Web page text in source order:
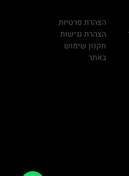
הצהרת פרטיות
הצהרת נגישות
תקנון שימוש
באתר